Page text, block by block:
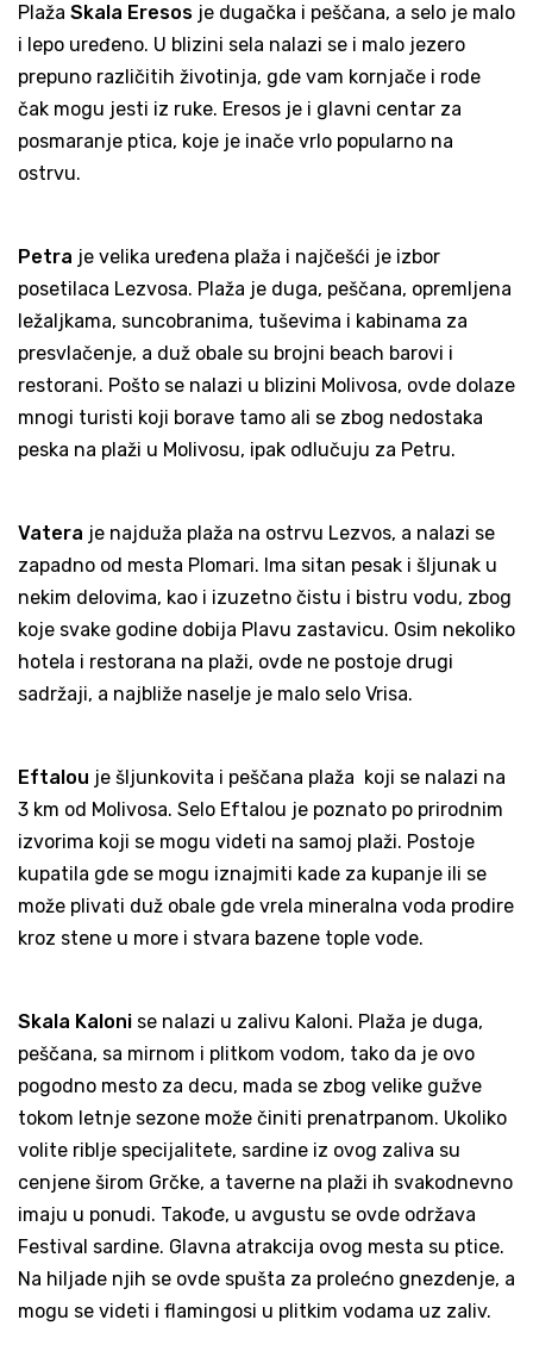
Plaža Skala Eresos je dugačka i peščana, a selo je malo
i lepo uređeno. U blizini sela nalazi se i malo jezero
prepuno različitih životinja, gde vam kornjače i rode
čak mogu jesti iz ruke. Eresos je i glavni centar za
posmaranje ptica, koje je inače vrlo popularno na
ostrvu.
Petra je velika uređena plaža i najčešći je izbor
posetilaca Lezvosa. Plaža je duga, peščana, opremljena
ležaljkama, suncobranima, tuševima i kabinama za
presvlačenje, a duž obale su brojni beach barovi i
restorani. Pošto se nalazi u blizini Molivosa, ovde dolaze
mnogi turisti koji borave tamo ali se zbog nedostaka
peska na plaži u Molivosu, ipak odlučuju za Petru.
Vatera je najduža plaža na ostrvu Lezvos, a nalazi se
zapadno od mesta Plomari. Ima sitan pesak i šljunak u
nekim delovima, kao i izuzetno čistu i bistru vodu, zbog
koje svake godine dobija Plavu zastavicu. Osim nekoliko
hotela i restorana na plaži, ovde ne postoje drugi
sadržaji, a najbliže naselje je malo selo Vrisa.
Eftalou je šljunkovita i peščana plaža koji se nalazi na
3 km od Molivosa. Selo Eftalou je poznato po prirodnim
izvorima koji se mogu videti na samoj plaži. Postoje
kupatila gde se mogu iznajmiti kade za kupanje ili se
može plivati duž obale gde vrela mineralna voda prodire
kroz stene u more i stvara bazene tople vode.
Skala Kaloni se nalazi u zalivu Kaloni. Plaža je duga,
peščana, sa mirnom i plitkom vodom, tako da je ovo
pogodno mesto za decu, mada se zbog velike gužve
tokom letnje sezone može činiti prenatrpanom. Ukoliko
volite riblje specijalitete, sardine iz ovog zaliva su
cenjene širom Grčke, a taverne na plaži ih svakodnevno
imaju u ponudi. Takođe, u avgustu se ovde održava
Festival sardine. Glavna atrakcija ovog mesta su ptice.
Na hiljade njih se ovde spušta za prolećno gnezdenje, a
mogu se videti i flamingosi u plitkim vodama uz zaliv.